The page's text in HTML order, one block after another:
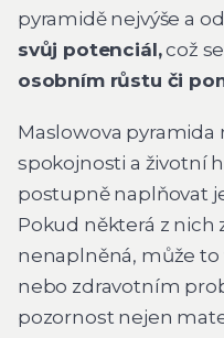
pyramidě nejvýše a
svůj potenciál,což
osobním růstu či
Maslowova pyramida
spokojnosti a životní
postupně naplňovat
Pokud některá z
nenaplněná, může to
nebo zdravotním
pozornost nejen